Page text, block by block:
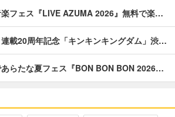
フェス『LIVE AZUMA 2026』無料で楽…
連載20周年記念「キンキンキングダム」渋…
らたな夏フェス『BON BON BON 2026…